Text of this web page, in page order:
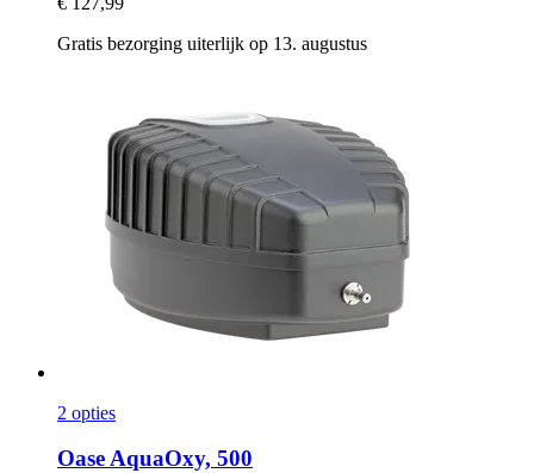
Gratis bezorging uiterlijk op 13. augustus
2 opties
OaseAquaOxy, 500